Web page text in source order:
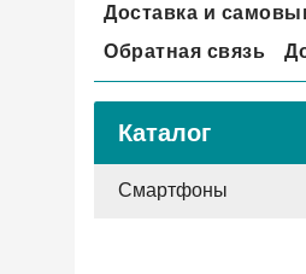
Доставка и
Обратная связь
Каталог
Смартфоны